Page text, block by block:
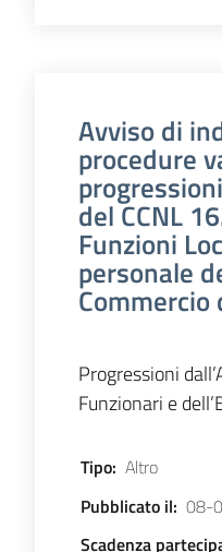
Avviso di
procedure
del CCNL
Funzioni
personale
Commercio
Progressioni
Funzionari e
Tipo: Altro
Pubblicato il: 08-
Scadenza